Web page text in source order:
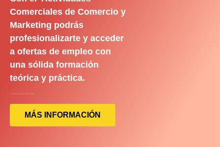
Comerciales de Comercio y
Marketing podrás
profesionalizarte y acceder
a ofertas de empleo con
una sólida formación
teórica y práctica.
MÁS INFORMACIÓN